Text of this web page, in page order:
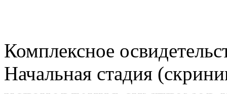
Комплексное
Начальная стадия